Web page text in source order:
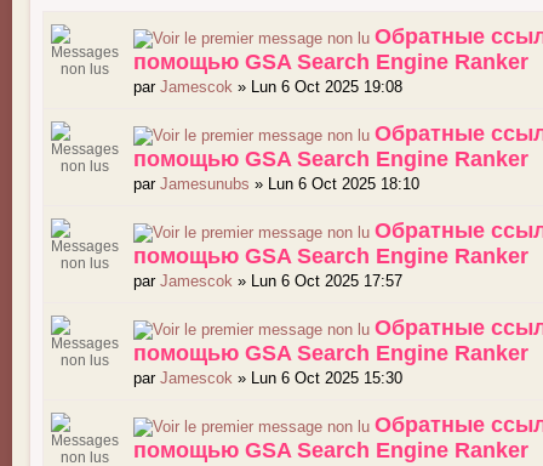
Обратные
помощью GSA Search Engine Ranker
par Jamescok » Lun 6 Oct 2025 19:08
Обратные
помощью GSA Search Engine Ranker
par Jamesunubs » Lun 6 Oct 2025 18:10
Обратные
помощью GSA Search Engine Ranker
par Jamescok » Lun 6 Oct 2025 17:57
Обратные
помощью GSA Search Engine Ranker
par Jamescok » Lun 6 Oct 2025 15:30
Обратные
помощью GSA Search Engine Ranker